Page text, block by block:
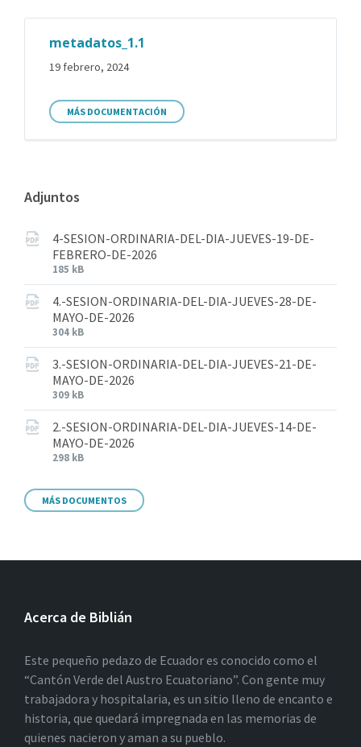
metadatos_1.1
19 febrero, 2024
MÁS DOCUMENTACIÓN
Adjuntos
4-SESION-ORDINARIA-DEL-DIA-JUEVES-19-DE-
FEBRERO-DE-2026
185 kB
4.-SESION-ORDINARIA-DEL-DIA-JUEVES-28-DE-
MAYO-DE-2026
304 kB
3.-SESION-ORDINARIA-DEL-DIA-JUEVES-21-DE-
MAYO-DE-2026
309 kB
2.-SESION-ORDINARIA-DEL-DIA-JUEVES-14-DE-
MAYO-DE-2026
298 kB
MÁS DOCUMENTOS
Acerca de Biblián
Este pequeño pedazo de Ecuador es conocido como el
“Cantón Verde del Austro Ecuatoriano”. Con gente muy
trabajadora y hospitalaria, es un sitio lleno de encanto e
historia, que quedará impregnada en las memorias de
quienes nacieron y aman a su pueblo.